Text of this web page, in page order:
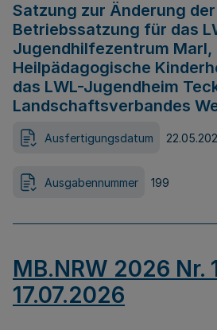
Satzung zur Änderung der
Betriebssatzung für das
Jugendhilfezentrum Marl,
Heilpädagogische
das LWL-Jugendheim
Landschaftsverbandes
Ausfertigungsdatum
Ausgabennummer 199
MB.NRW 2026 Nr.
17.07.2026